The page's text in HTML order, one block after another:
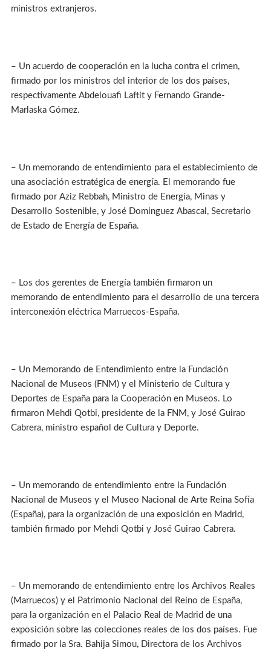
ministros extranjeros.
– Un acuerdo de cooperación en la lucha contra el crimen,
firmado por los ministros del interior de los dos países,
respectivamente Abdelouafi Laftit y Fernando Grande-
Marlaska Gómez.
– Un memorando de entendimiento para el establecimiento de
una asociación estratégica de energía. El memorando fue
firmado por Aziz Rebbah, Ministro de Energía, Minas y
Desarrollo Sostenible, y José Dominguez Abascal, Secretario
de Estado de Energía de España.
– Los dos gerentes de Energía también firmaron un
memorando de entendimiento para el desarrollo de una tercera
interconexión eléctrica Marruecos-España.
– Un Memorando de Entendimiento entre la Fundación
Nacional de Museos (FNM) y el Ministerio de Cultura y
Deportes de España para la Cooperación en Museos. Lo
firmaron Mehdi Qotbi, presidente de la FNM, y José Guirao
Cabrera, ministro español de Cultura y Deporte.
– Un memorando de entendimiento entre la Fundación
Nacional de Museos y el Museo Nacional de Arte Reina Sofía
(España), para la organización de una exposición en Madrid,
también firmado por Mehdi Qotbi y José Guirao Cabrera.
– Un memorando de entendimiento entre los Archivos Reales
(Marruecos) y el Patrimonio Nacional del Reino de España,
para la organización en el Palacio Real de Madrid de una
exposición sobre las colecciones reales de los dos países. Fue
firmado por la Sra. Bahija Simou, Directora de los Archivos